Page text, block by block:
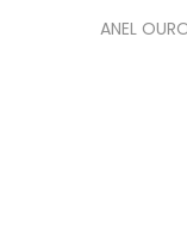
ANEL